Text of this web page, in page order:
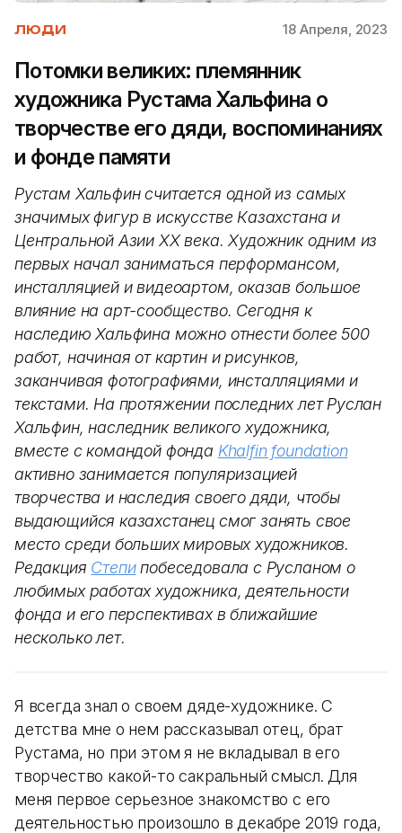
ЛЮДИ 18 Апреля, 2023
Потомки великих: племянник
художника Рустама Хальфина о
творчестве его дяди, воспоминаниях
и фонде памяти
Рустам Хальфин считается одной из самых
значимых фигур в искусстве Казахстана и
Центральной Азии XX века. Художник одним из
первых начал заниматься перформансом,
инсталляцией и видеоартом, оказав большое
влияние на арт-сообщество. Сегодня к
наследию Хальфина можно отнести более 500
работ, начиная от картин и рисунков,
заканчивая фотографиями, инсталляциями и
текстами. На протяжении последних лет Руслан
Хальфин, наследник великого художника,
вместе с командой фонда Khalfin foundation
активно занимается популяризацией
творчества и наследия своего дяди, чтобы
выдающийся казахстанец смог занять свое
место среди больших мировых художников.
Редакция Степипобеседовала с Русланом о
любимых работах художника, деятельности
фонда и его перспективах в ближайшие
несколько лет.
Я всегда знал о своем дяде-художнике. С
детства мне о нем рассказывал отец, брат
Рустама, но при этом я не вкладывал в его
творчество какой-то сакральный смысл. Для
меня первое серьезное знакомство с его
деятельностью произошло в декабре 2019 года,